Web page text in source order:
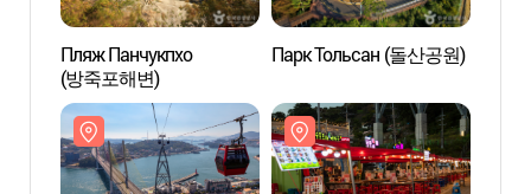
Пляж Панчукпхо
(방죽포해변)
Парк Тольсан (돌산공원)